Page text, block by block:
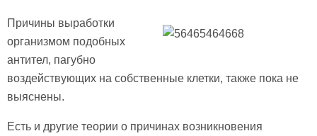
Причины выработки
организмом подобных
антител, пагубно
воздействующих на собственные клетки, также пока не
выяснены.
Есть и другие теории о причинах возникновения